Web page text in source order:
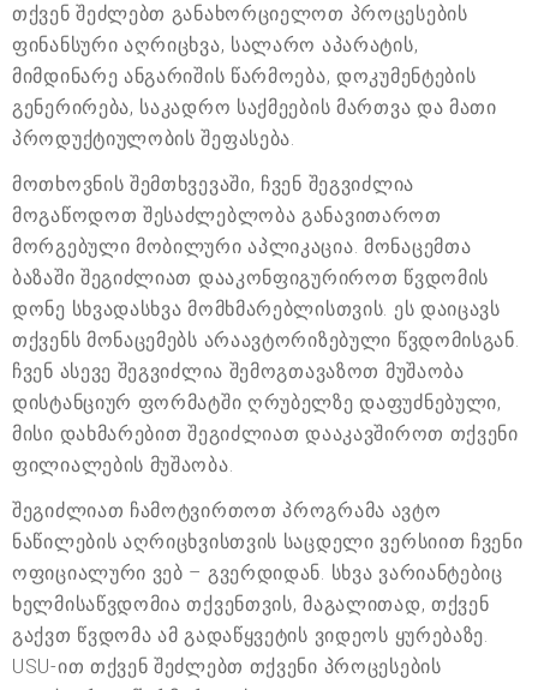
თქვენ შეძლებთ განახორციელოთ პროცესების
ფინანსური აღრიცხვა, სალარო აპარატის,
მიმდინარე ანგარიშის წარმოება, დოკუმენტების
გენერირება, საკადრო საქმეების მართვა და მათი
პროდუქტიულობის შეფასება.
მოთხოვნის შემთხვევაში, ჩვენ შეგვიძლია
მოგაწოდოთ შესაძლებლობა განავითაროთ
მორგებული მობილური აპლიკაცია. მონაცემთა
ბაზაში შეგიძლიათ დააკონფიგურიროთ წვდომის
დონე სხვადასხვა მომხმარებლისთვის. ეს დაიცავს
თქვენს მონაცემებს არაავტორიზებული წვდომისგან.
ჩვენ ასევე შეგვიძლია შემოგთავაზოთ მუშაობა
დისტანციურ ფორმატში ღრუბელზე დაფუძნებული,
მისი დახმარებით შეგიძლიათ დააკავშიროთ თქვენი
ფილიალების მუშაობა.
შეგიძლიათ ჩამოტვირთოთ პროგრამა ავტო
ნაწილების აღრიცხვისთვის საცდელი ვერსიით ჩვენი
ოფიციალური ვებ – გვერდიდან. სხვა ვარიანტებიც
ხელმისაწვდომია თქვენთვის, მაგალითად, თქვენ
გაქვთ წვდომა ამ გადაწყვეტის ვიდეოს ყურებაზე.
USU-ით თქვენ შეძლებთ თქვენი პროცესების